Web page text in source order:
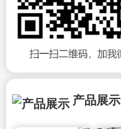
产品展示